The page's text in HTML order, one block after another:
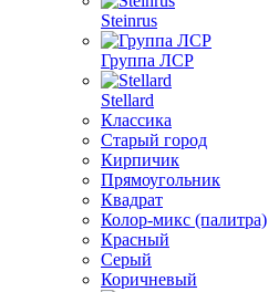
Steinrus
Группа ЛСР
Stellard
Классика
Старый город
Кирпичик
Прямоугольник
Квадрат
Колор-микс (палитра)
Красный
Серый
Коричневый